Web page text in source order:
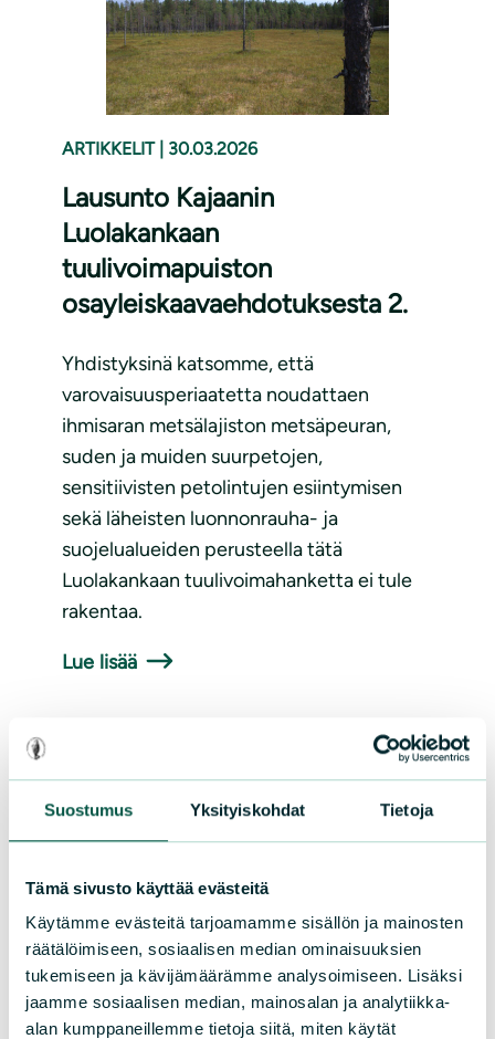
Suostumus Yksityiskohdat Tietoja
Tämä sivusto käyttää evästeitä
Käytämme evästeitä tarjoamamme sisällön ja mainosten
räätälöimiseen, sosiaalisen median ominaisuuksien
tukemiseen ja kävijämäärämme analysoimiseen. Lisäksi
jaamme sosiaalisen median, mainosalan ja analytiikka-
alan kumppaneillemme tietoja siitä, miten käytät
ARTIKKELIT 30.03.2026
Lausunto Kajaanin
Luolakankaan
tuulivoimapuiston
osayleiskaavaehdotuksesta 2.
Yhdistyksinä katsomme, että
varovaisuusperiaatetta noudattaen
ihmisaran metsälajiston metsäpeuran,
suden ja muiden suurpetojen,
sensitiivisten petolintujen esiintymisen
sekä läheisten luonnonrauha- ja
suojelualueiden perusteella tätä
Luolakankaan tuulivoimahanketta ei tule
rakentaa.
Lue lisää
ARTIKKELIT | 25.03.2026
Kannanotto susikannan
hoitosuunnitelmaan Kainuussa